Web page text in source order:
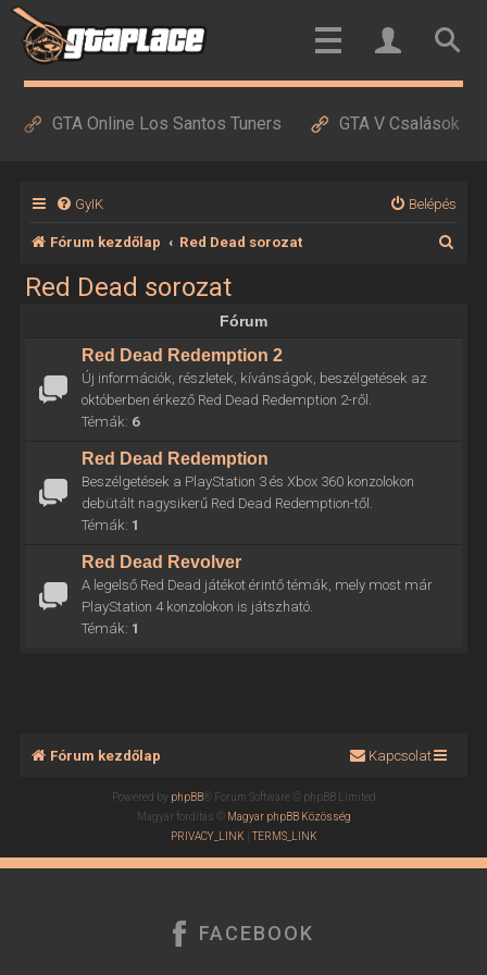
GTA Online Los Santos Tuners GTA V Csalások
GyIK Belépés
Fórum kezdőlap Red Dead sorozat
Red Dead sorozat
Fórum
Red Dead Redemption 2
Új információk, részletek, kívánságok, beszélgetések az
októberben érkező Red Dead Redemption 2-ről.
Témák: 6
Red Dead Redemption
Beszélgetések a PlayStation 3 és Xbox 360 konzolokon
debütált nagysikerű Red Dead Redemption-től.
Témák: 1
Red Dead Revolver
A legelső Red Dead játékot érintő témák, mely most már
PlayStation 4 konzolokon is játszható.
Témák: 1
Fórum kezdőlap Kapcsolat
Powered by phpBB® Forum Software © phpBB Limited
Magyar fordítás © Magyar phpBB Közösség
PRIVACY_LINK |TERMS_LINK
FACEBOOK